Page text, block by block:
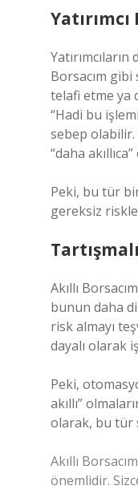
Borsacım gibi
telafi etme ya
“Hadi bu
sebep olabilir.
“daha
Peki, bu tür
gereksiz
Akıllı
bunun daha
risk almayı
dayalı olarak
Peki,
akıllı”
olarak, bu tür
Akıllı
önemlidir.